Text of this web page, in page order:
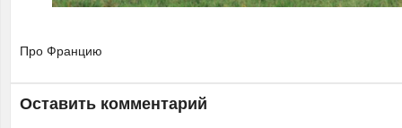
Про Францию
Оставить комментарий